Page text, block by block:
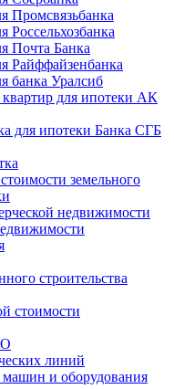
Промсвязьбанка
Россельхозбанка
Почта Банка
Райффайзенбанка
банка Уралсиб
для ипотеки АК
для ипотеки Банка СГБ
земельного
недвижимости
строительства
стоимости
линий
и оборудования